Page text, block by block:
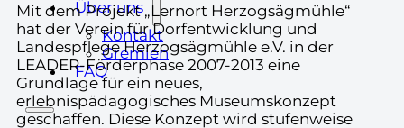
Über uns
Kontakt
Gremien
FAQ
Mit dem Projekt „Lernort Herzogsägmühle“
hat der Verein für Dorfentwicklung und
Landespflege Herzogsägmühle e.V. in der
LEADER-Förderphase 2007-2013 eine
Grundlage für ein neues,
erlebnispädagogisches Museumskonzept
geschaffen. Diese Konzept wird stufenweise